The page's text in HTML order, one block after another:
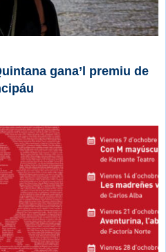
gana’l premiu de